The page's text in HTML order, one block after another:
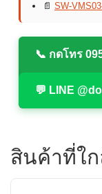
📄 SW-
📞 กดโทร
💬 LINE
สินค้าที่ใ